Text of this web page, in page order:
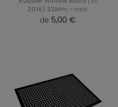
2016) 22Mm - noir
de 5,00 €